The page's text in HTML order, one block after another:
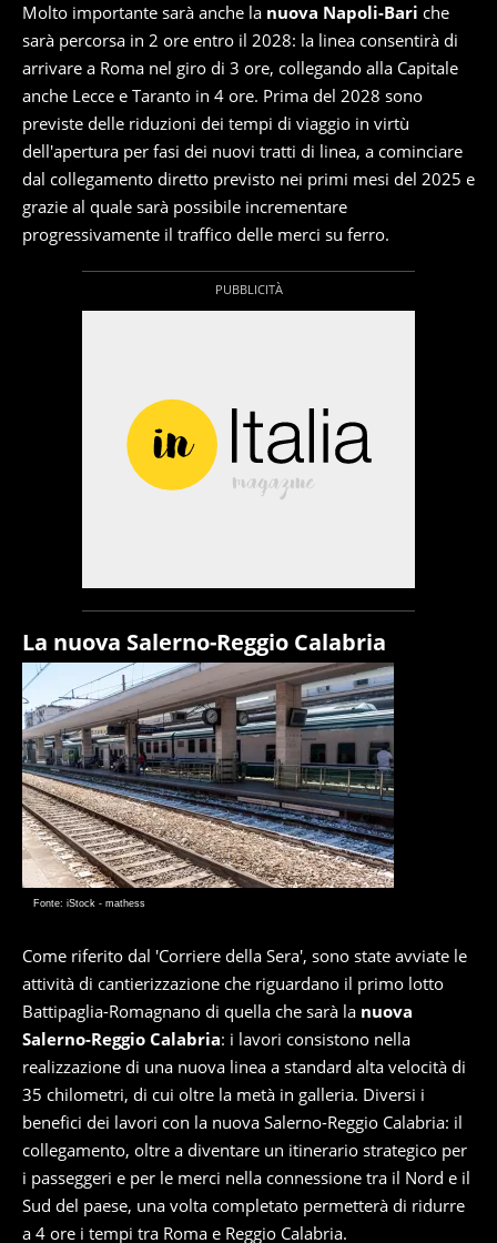
Molto importante sarà anche la nuova Napoli-Bari che
sarà percorsa in 2 ore entro il 2028: la linea consentirà di
arrivare a Roma nel giro di 3 ore, collegando alla Capitale
anche Lecce e Taranto in 4 ore. Prima del 2028 sono
previste delle riduzioni dei tempi di viaggio in virtù
dell'apertura per fasi dei nuovi tratti di linea, a cominciare
dal collegamento diretto previsto nei primi mesi del 2025 e
grazie al quale sarà possibile incrementare
progressivamente il traffico delle merci su ferro.
La nuova Salerno-Reggio Calabria
Fonte: iStock - mathess
Come riferito dal 'Corriere della Sera', sono state avviate le
attività di cantierizzazione che riguardano il primo lotto
Battipaglia-Romagnano di quella che sarà la nuova
Salerno-Reggio Calabria: i lavori consistono nella
realizzazione di una nuova linea a standard alta velocità di
35 chilometri, di cui oltre la metà in galleria. Diversi i
benefici dei lavori con la nuova Salerno-Reggio Calabria: il
collegamento, oltre a diventare un itinerario strategico per
i passeggeri e per le merci nella connessione tra il Nord e il
Sud del paese, una volta completato permetterà di ridurre
a 4 ore i tempi tra Roma e Reggio Calabria.